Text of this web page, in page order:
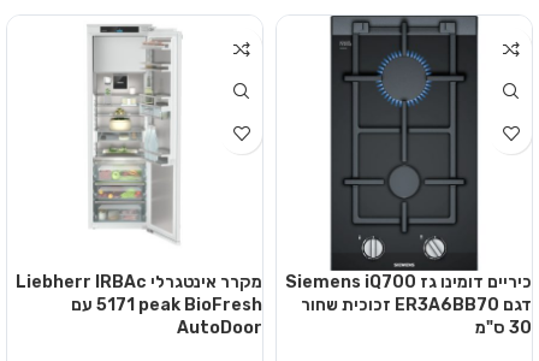
כיריים דומינו גז Siemens iQ700
דגם ER3A6BB70 זכוכית שחור
30 ס"מ
מקרר אינטגרלי Liebherr IRBAc
5171 peak BioFresh עם
AutoDoor